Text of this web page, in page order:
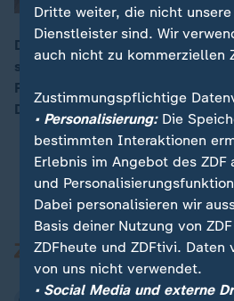
Der türkische Staatspräsident
seinen Besuch in Deutschland
Frühstück mit Kanzlerin Merkel
Ditip-Moschee.
Dritte weiter, die nicht
Dienstleister sind. Wir
auch nicht zu kommerziellen
Zustimmungspflichtige
• Personalisierung:Die
bestimmten Interaktionen
Erlebnis im Angebot des ZDF
und
Dabei personalisieren wir
Basis deiner Nutzung von
ZDFheute und ZDFtivi. Daten
von uns nicht verwendet.
• Social Media und externe